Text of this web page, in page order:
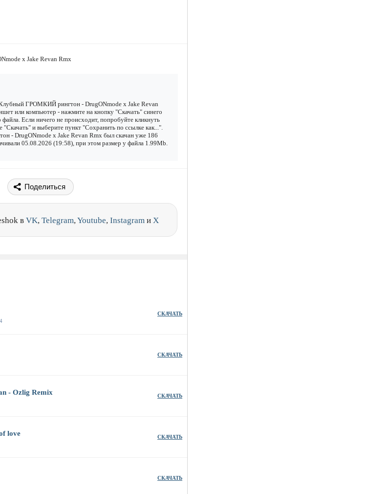
x Jake Revan Rmx
Клубный ГРОМКИЙ рингтон - DrugONmode x Jake Revan
или компьютер - нажмите на кнопку "Скачать" синего
файла. Если ничего не происходит, попробуйте кликнуть
и выберите пункт "Сохранить по ссылке как...".
- DrugONmode x Jake Revan Rmx был скачан уже 186
05.08.2026 (19:58), при этом размер у файла 1.99Mb.
Поделиться
в VK, Telegram,Youtube, Instagram и X
СКАЧАТЬ
СКАЧАТЬ
- Ozlig Remix СКАЧАТЬ
love СКАЧАТЬ
СКАЧАТЬ